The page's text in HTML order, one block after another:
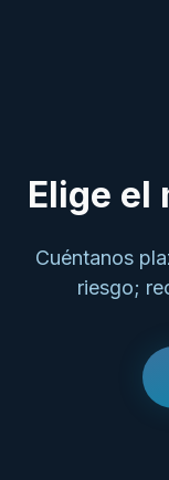
Elige el
Cuéntanos
riesgo;